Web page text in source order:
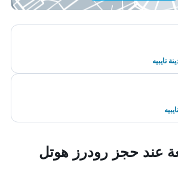
تايبيه
عند حجز رودرز هوتل